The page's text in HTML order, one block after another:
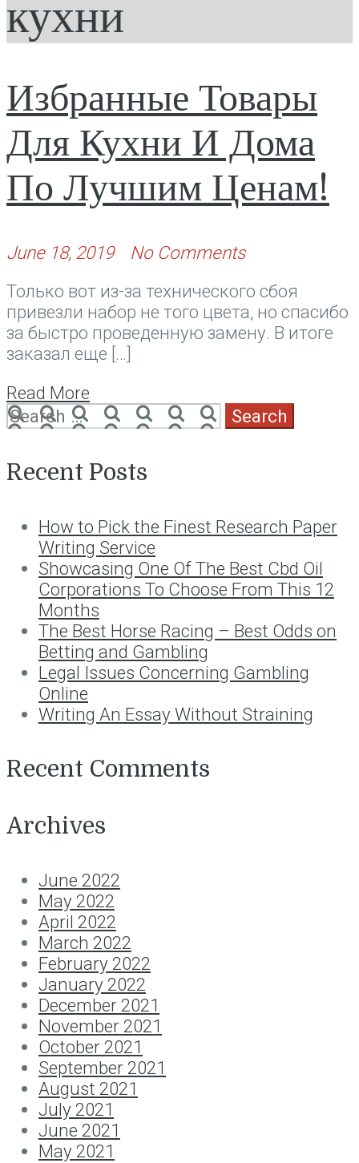
кухни
Избранные Товары
Для Кухни И Дома
По Лучшим Ценам!
June 18, 2019 No Comments
Только вот из-за технического сбоя
привезли набор не того цвета, но спасибо
за быстро проведенную замену. В итоге
заказал еще […]
Read More
Search
for:
Recent Posts
How to Pick the Finest Research Paper
Writing Service
Showcasing One Of The Best Cbd Oil
Corporations To Choose From This 12
Months
The Best Horse Racing – Best Odds on
Betting and Gambling
Legal Issues Concerning Gambling
Online
Writing An Essay Without Straining
Recent Comments
Archives
June 2022
May 2022
April 2022
March 2022
February 2022
January 2022
December 2021
November 2021
October 2021
September 2021
August 2021
July 2021
June 2021
May 2021